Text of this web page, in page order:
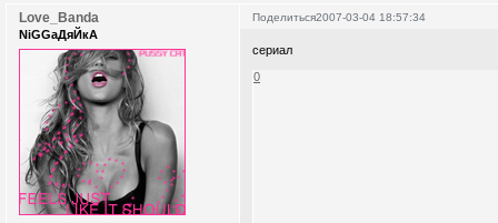
Поделиться2007-03-04 18:57:34
Love_Banda
NiGGaДяЙкА
сериал
0